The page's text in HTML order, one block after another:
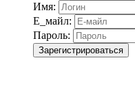
Имя:
Е_майл:
Пароль:
Зарегистрироваться